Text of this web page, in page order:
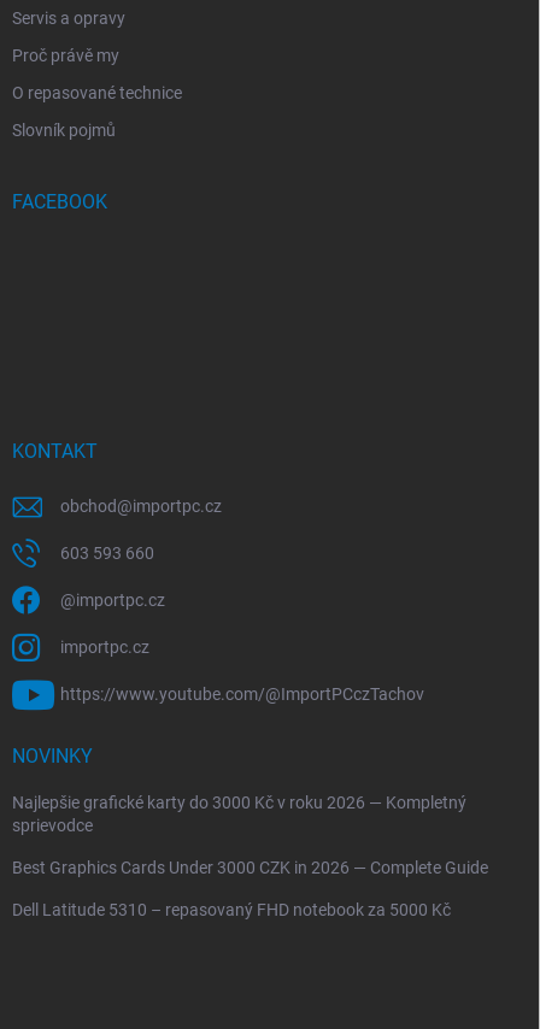
Servis a opravy
Proč právě my
O repasované technice
Slovník pojmů
FACEBOOK
KONTAKT
obchod@importpc.cz
603 593 660
@importpc.cz
importpc.cz
https://www.youtube.com/@ImportPCczTachov
NOVINKY
Najlepšie grafické karty do 3000 Kč v roku 2026 — Kompletný
sprievodce
Best Graphics Cards Under 3000 CZK in 2026 — Complete Guide
Dell Latitude 5310 – repasovaný FHD notebook za 5000 Kč